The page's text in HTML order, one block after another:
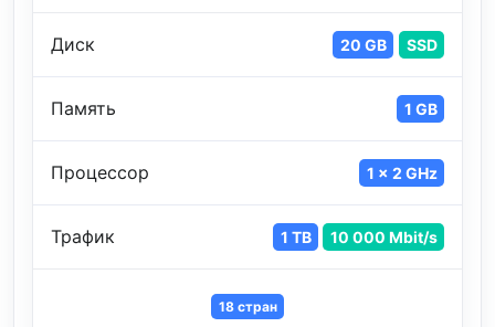
Диск 20 GB SSD
Память 1 GB
Процессор 1 x 2 GHz
Трафик 1 TB 10 000 Mbit/s
18 стран